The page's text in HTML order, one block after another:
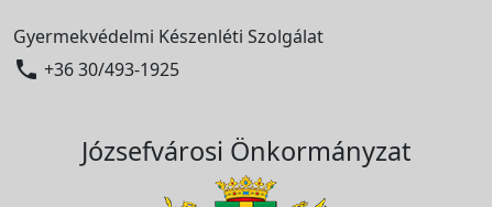
Gyermekvédelmi Készenléti Szolgálat
 +36 30/493-1925
Józsefvárosi Önkormányzat